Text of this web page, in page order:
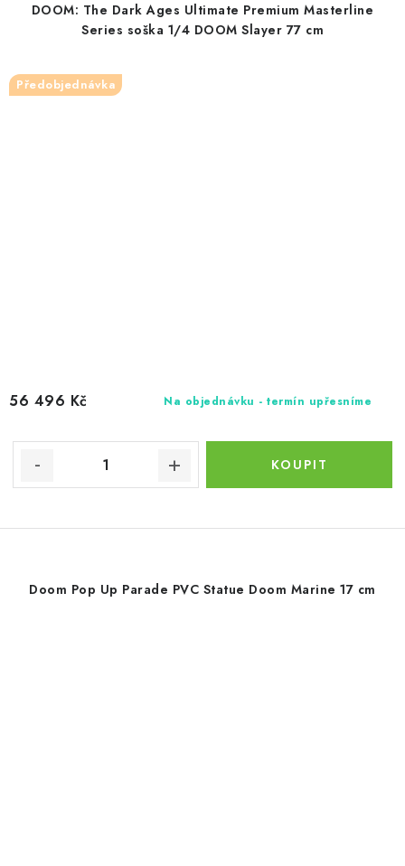
DOOM: The Dark Ages Ultimate Premium Masterline
Series soška 1/4 DOOM Slayer 77 cm
Předobjednávka
Na objednávku - termín upřesníme
56 496 Kč
Doom Pop Up Parade PVC Statue Doom Marine 17 cm